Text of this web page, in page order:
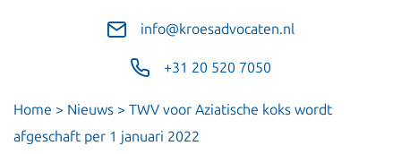
info@kroesadvocaten.nl
+31 20 520 7050
Home > Nieuws > TWV voor Aziatische koks wordt
afgeschaft per 1 januari 2022